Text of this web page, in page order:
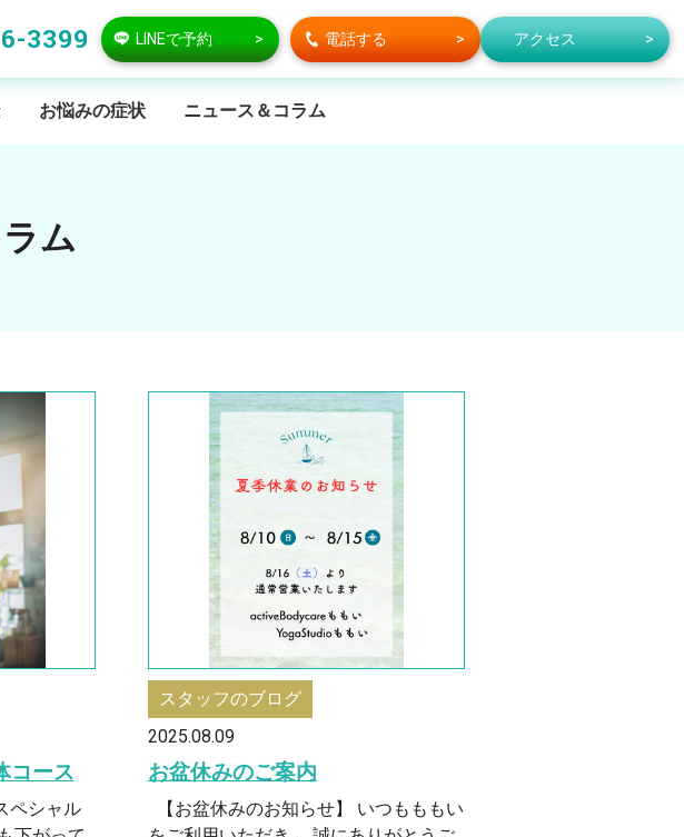
3399 LINEで予約 電話する アクセス
お悩みの症状 ニュース＆コラム
ム
コース
ペシャル
スタッフのブログ
2025.08.09
お盆休みのご案内
【お盆休みのお知らせ】 いつもももい